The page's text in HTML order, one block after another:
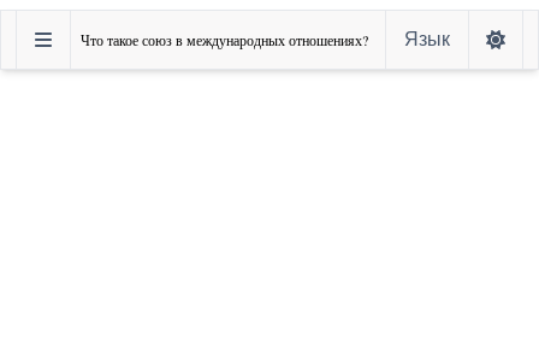
Что такое союз в международных отношениях? Язык